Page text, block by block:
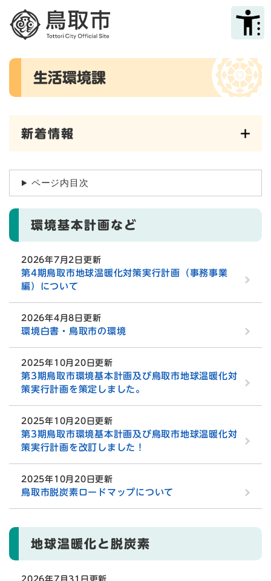
メニューを飛ばして本文へ
本
生活環境課
新着情報
ページ内目次
環境基本計画など
2026年7月2日更新
第4期鳥取市地球温暖化対策実行計画（事務事業
編）について
2026年4月8日更新
環境白書・鳥取市の環境
2025年10月20日更新
第3期鳥取市環境基本計画及び鳥取市地球温暖化対
策実行計画を策定しました。
2025年10月20日更新
第3期鳥取市環境基本計画及び鳥取市地球温暖化対
策実行計画を改訂しました！
2025年10月20日更新
鳥取市脱炭素ロードマップについて
地球温暖化と脱炭素
2026年7月31日更新